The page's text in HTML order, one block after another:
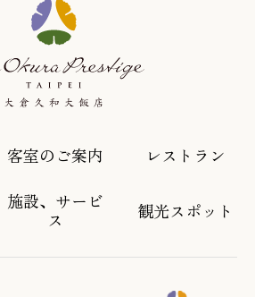
客室のご案内 レストラン
施設、サービ
ス
観光スポット